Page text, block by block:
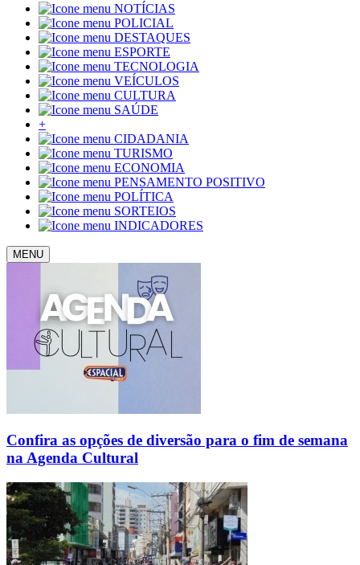
NOTÍCIAS
POLICIAL
DESTAQUES
ESPORTE
TECNOLOGIA
VEÍCULOS
CULTURA
SAÚDE
+
CIDADANIA
TURISMO
ECONOMIA
PENSAMENTO POSITIVO
POLÍTICA
SORTEIOS
INDICADORES
MENU
Confira as opções de diversão para o fim de semana
na Agenda Cultural